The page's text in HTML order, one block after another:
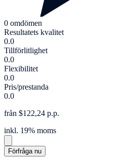
0 omdömen
Resultatets kvalitet
0.0
Tillförlitlighet
0.0
Flexibilitet
0.0
Pris/prestanda
0.0
från $122,24 p.p.
inkl. 19% moms
Förfråga nu